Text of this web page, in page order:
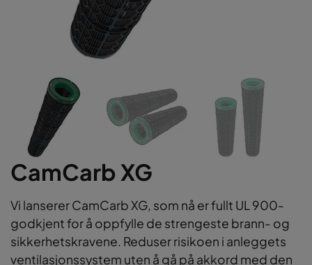
CamCarb XG
Vi lanserer CamCarb XG, som nå er fullt UL 900-
godkjent for å oppfylle de strengeste brann- og
sikkerhetskravene. Reduser risikoen i anleggets
ventilasjonssystem uten å gå på akkord med den